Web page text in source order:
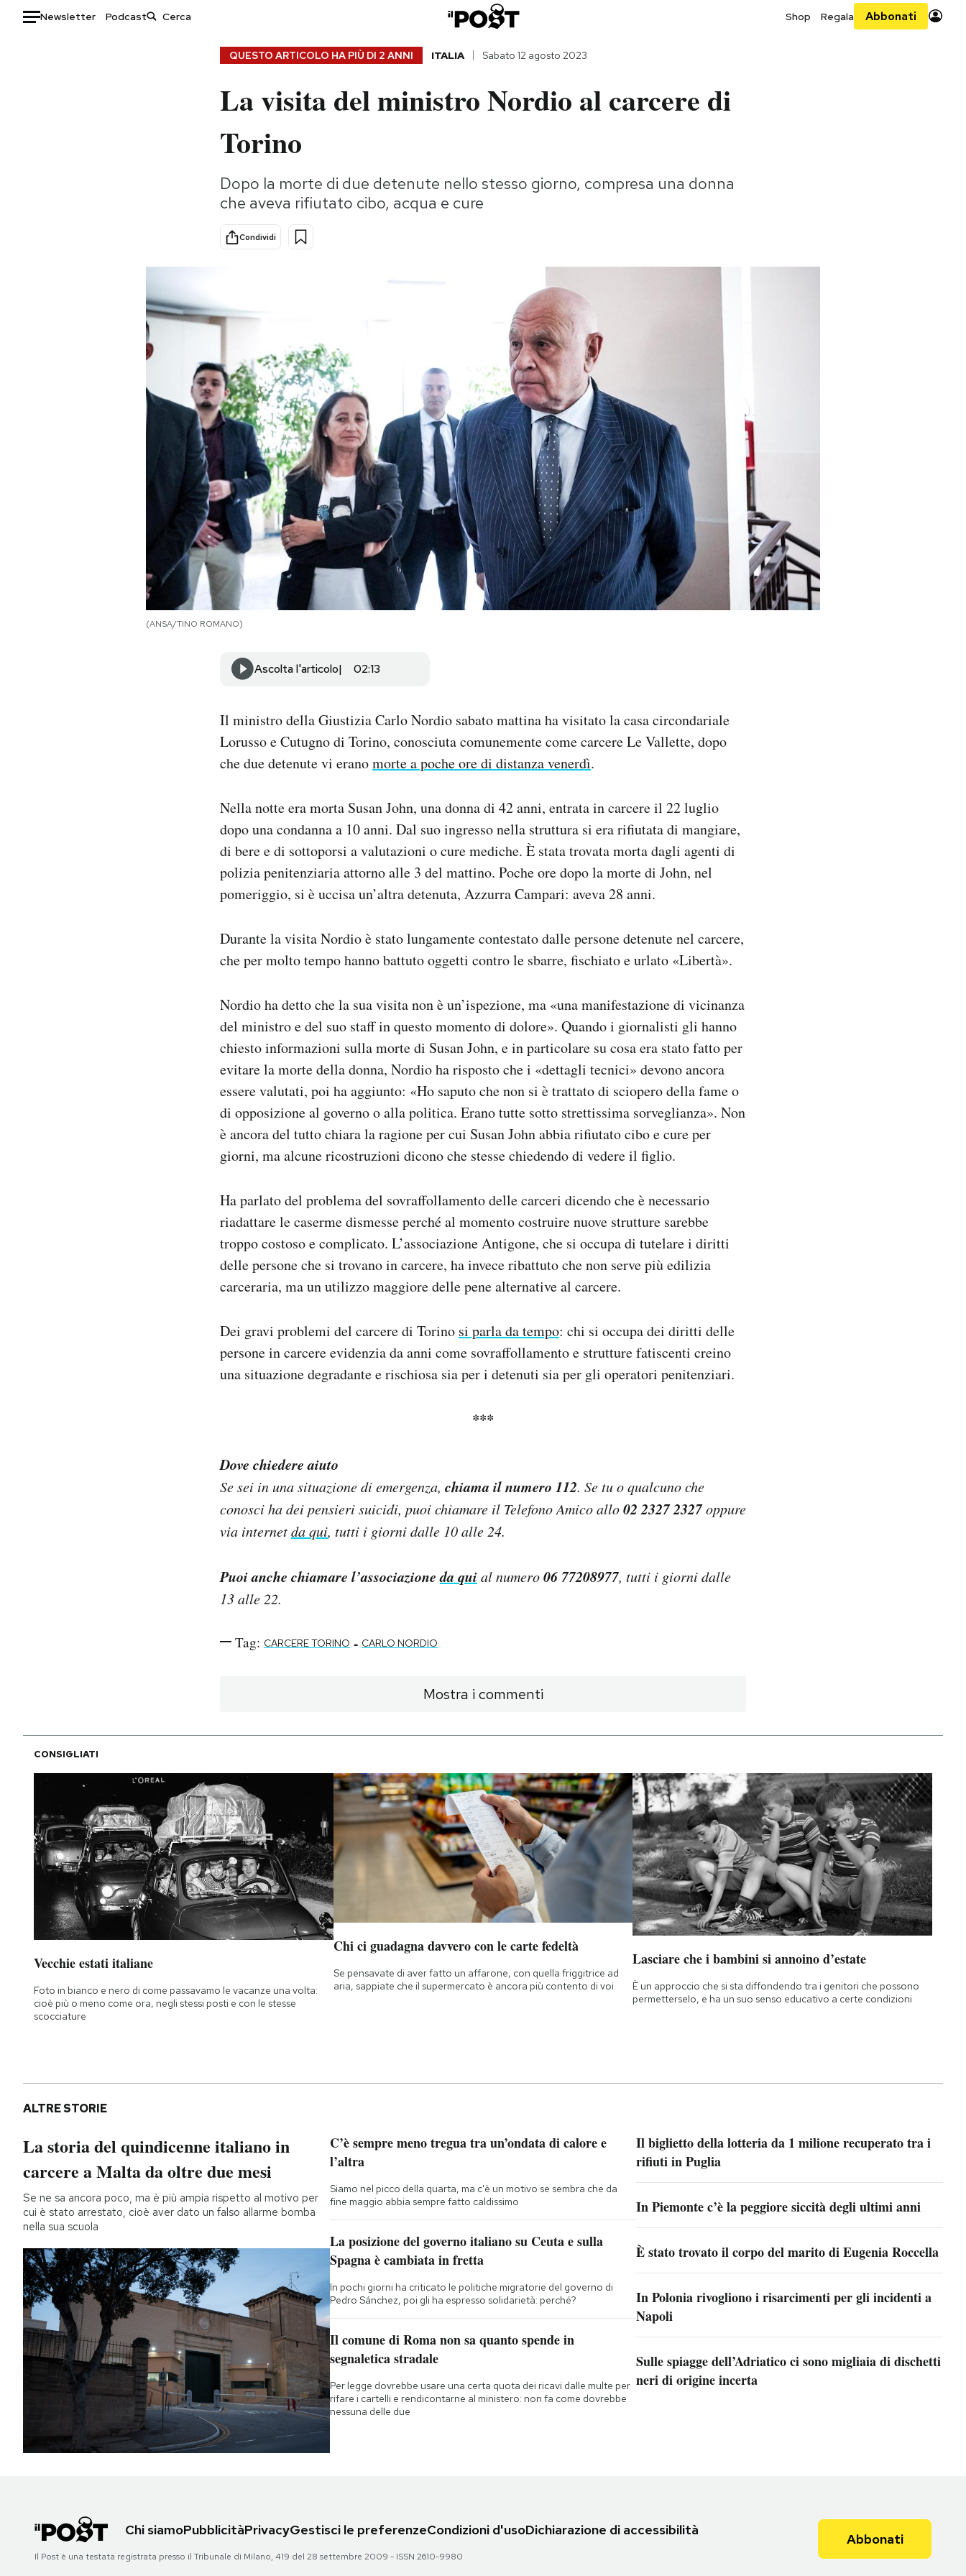
Newsletter Podcast Shop Regala Abbonati
Storie/Idee
Ok Boomer!
Altrecose
AREA PERSONALE
QUESTO ARTICOLO HA PIÙ DI 2 ANNI ITALIA Sabato 12 agosto 2023
La visita del ministro Nordio al carcere di
Torino
Dopo la morte di due detenute nello stesso giorno, compresa una donna
che aveva rifiutato cibo, acqua e cure
Condividi
(ANSA/TINO ROMANO)
Ascolta l'articolo 02:13
Il ministro della Giustizia Carlo Nordio sabato mattina ha visitato la casa circondariale
Lorusso e Cutugno di Torino, conosciuta comunemente come carcere Le Vallette, dopo
che due detenute vi eranomorte a poche ore di distanza venerdì.
Nella notte era morta Susan John, una donna di 42 anni, entrata in carcere il 22 luglio
dopo una condanna a 10 anni. Dal suo ingresso nella struttura si era rifiutata di mangiare,
di bere e di sottoporsi a valutazioni o cure mediche. È stata trovata morta dagli agenti di
polizia penitenziaria attorno alle 3 del mattino. Poche ore dopo la morte di John, nel
pomeriggio, si è uccisa un’altra detenuta, Azzurra Campari: aveva 28 anni.
Durante la visita Nordio è stato lungamente contestato dalle persone detenute nel carcere,
che per molto tempo hanno battuto oggetti contro le sbarre, fischiato e urlato «Libertà».
Nordio ha detto che la sua visita non è un’ispezione, ma «una manifestazione di vicinanza
del ministro e del suo staff in questo momento di dolore». Quando i giornalisti gli hanno
chiesto informazioni sulla morte di Susan John, e in particolare su cosa era stato fatto per
evitare la morte della donna, Nordio ha risposto che i «dettagli tecnici» devono ancora
essere valutati, poi ha aggiunto: «Ho saputo che non si è trattato di sciopero della fame o
di opposizione al governo o alla politica. Erano tutte sotto strettissima sorveglianza». Non
è ancora del tutto chiara la ragione per cui Susan John abbia rifiutato cibo e cure per
giorni, ma alcune ricostruzioni dicono che stesse chiedendo di vedere il figlio.
Ha parlato del problema del sovraffollamento delle carceri dicendo che è necessario
riadattare le caserme dismesse perché al momento costruire nuove strutture sarebbe
troppo costoso e complicato. L’associazione Antigone, che si occupa di tutelare i diritti
delle persone che si trovano in carcere, ha invece ribattuto che non serve più edilizia
carceraria, ma un utilizzo maggiore delle pene alternative al carcere.
Dei gravi problemi del carcere di Torino si parla da tempo: chi si occupa dei diritti delle
persone in carcere evidenzia da anni come sovraffollamento e strutture fatiscenti creino
una situazione degradante e rischiosa sia per i detenuti sia per gli operatori penitenziari.
***
Dove chiedere aiuto
Se sei in una situazione di emergenza, chiama il numero 112. Se tu o qualcuno che
conosci ha dei pensieri suicidi, puoi chiamare il Telefono Amico allo02 2327 2327oppure
via internetda qui, tutti i giorni dalle 10 alle 24.
Puoi anche chiamare l’associazioneda quial numero06 77208977, tutti i giorni dalle
13 alle 22.
Tag: CARCERE TORINO - CARLO NORDIO
Mostra i commenti
CONSIGLIATI
Vecchie estati italiane
Foto in bianco e nero di come passavamo le vacanze una volta:
cioè più o meno come ora, negli stessi posti e con le stesse
scocciature
Chi ci guadagna davvero con le carte fedeltà
Se pensavate di aver fatto un affarone, con quella friggitrice ad
aria, sappiate che il supermercato è ancora più contento di voi
Lasciare che i bambini si annoino d’estate
È un approccio che si sta diffondendo tra i genitori che possono
permetterselo, e ha un suo senso educativo a certe condizioni
ALTRE STORIE
La storia del quindicenne italiano in
carcere a Malta da oltre due mesi
Se ne sa ancora poco, ma è più ampia rispetto al motivo per
cui è stato arrestato, cioè aver dato un falso allarme bomba
nella sua scuola
C’è sempre meno tregua tra un’ondata di calore e
l’altra
Siamo nel picco della quarta, ma c'è un motivo se sembra che da
fine maggio abbia sempre fatto caldissimo
La posizione del governo italiano su Ceuta e sulla
Spagna è cambiata in fretta
In pochi giorni ha criticato le politiche migratorie del governo di
Pedro Sánchez, poi gli ha espresso solidarietà: perché?
Il comune di Roma non sa quanto spende in
segnaletica stradale
Per legge dovrebbe usare una certa quota dei ricavi dalle multe per
rifare i cartelli e rendicontarne al ministero: non fa come dovrebbe
nessuna delle due
Il biglietto della lotteria da 1 milione recuperato tra i
rifiuti in Puglia
In Piemonte c’è la peggiore siccità degli ultimi anni
È stato trovato il corpo del marito di Eugenia Roccella
In Polonia rivogliono i risarcimenti per gli incidenti a
Napoli
Sulle spiagge dell’Adriatico ci sono migliaia di dischetti
neri di origine incerta
Chi siamoPubblicitàPrivacyGestisci le preferenzeCondizioni d'usoDichiarazione di accessibilità
Il Post è una testata registrata presso il Tribunale di Milano, 419 del 28 settembre 2009 - ISSN 2610-9980
Abbonati